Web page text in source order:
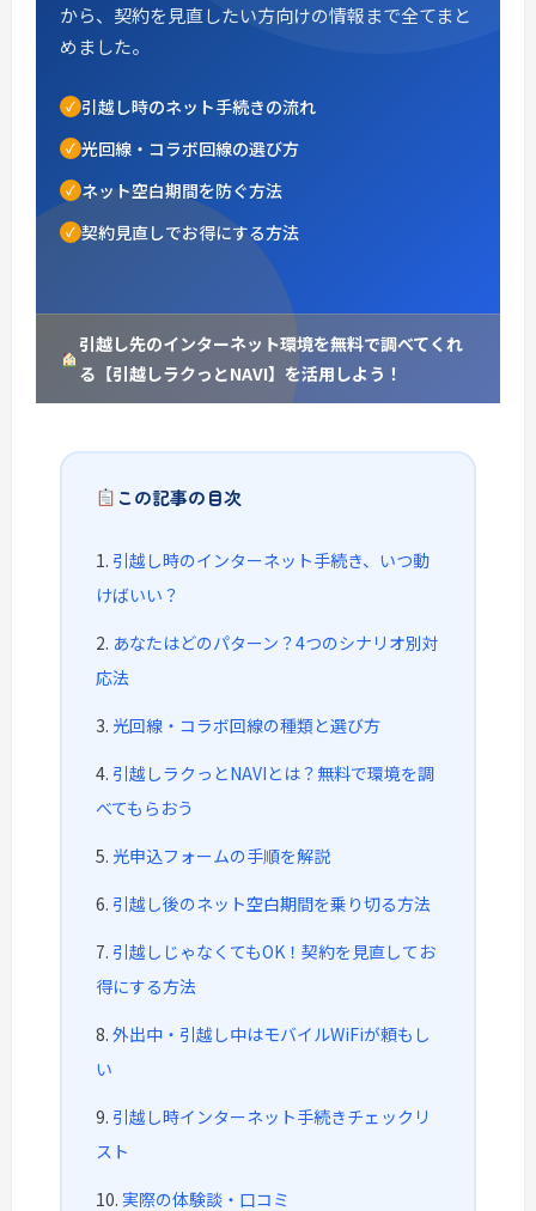
から、契約を見直したい方向けの情報まで全てまと
めました。
引越し時のネット手続きの流れ
光回線・コラボ回線の選び方
ネット空白期間を防ぐ方法
契約見直しでお得にする方法
引越し先のインターネット環境を無料で調べてくれ
る【引越しラクっとNAVI】を活用しよう！
この記事の目次
引越し時のインターネット手続き、いつ動
けばいい？
あなたはどのパターン？4つのシナリオ別対
応法
光回線・コラボ回線の種類と選び方
引越しラクっとNAVIとは？無料で環境を調
べてもらおう
光申込フォームの手順を解説
引越し後のネット空白期間を乗り切る方法
引越しじゃなくてもOK！契約を見直してお
得にする方法
外出中・引越し中はモバイルWiFiが頼もし
い
引越し時インターネット手続きチェックリ
スト
実際の体験談・口コミ